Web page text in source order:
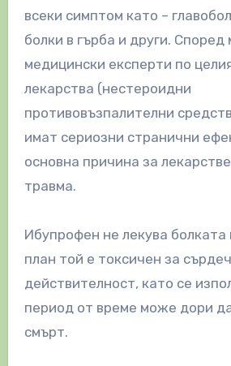
всеки симптом като –
болки в гърба и други. Според
медицински експерти по
лекарства (нестероидни
противовъзпалителни
имат сериозни странични
основна причина за
травма.
Ибупрофен не лекува болката
план той е токсичен за
действителност, като се
период от време може дори
смърт.